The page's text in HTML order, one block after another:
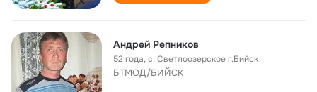
Андрей Репников
52 года,с. Светлоозерское г.Бийск
БТМОД/БИЙСК